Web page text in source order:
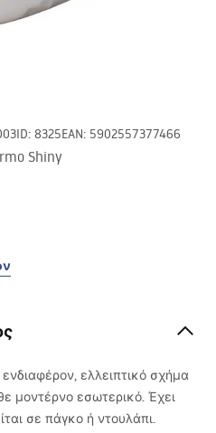
ID: 8325EAN: 5902557377466
Shiny
ελλειπτικό σχήμα
μοντέρνο εσωτερικό. Έχει
σε πάγκο ή ντουλάπι.